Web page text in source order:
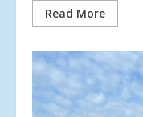
Read More